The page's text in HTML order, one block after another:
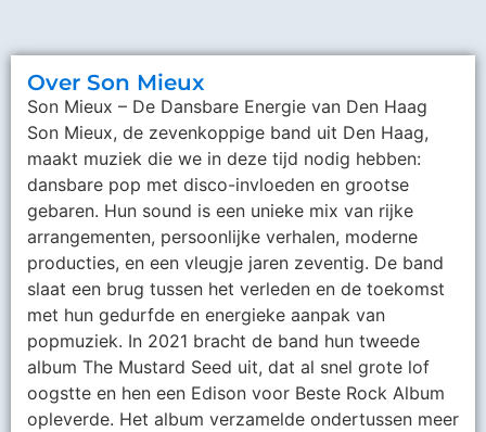
Over Son Mieux
Son Mieux – De Dansbare Energie van Den Haag
Son Mieux, de zevenkoppige band uit Den Haag,
maakt muziek die we in deze tijd nodig hebben:
dansbare pop met disco-invloeden en grootse
gebaren. Hun sound is een unieke mix van rijke
arrangementen, persoonlijke verhalen, moderne
producties, en een vleugje jaren zeventig. De band
slaat een brug tussen het verleden en de toekomst
met hun gedurfde en energieke aanpak van
popmuziek. In 2021 bracht de band hun tweede
album The Mustard Seed uit, dat al snel grote lof
oogstte en hen een Edison voor Beste Rock Album
opleverde. Het album verzamelde ondertussen meer